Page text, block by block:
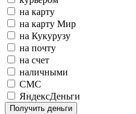
на карту
на карту Мир
на Кукурузу
на почту
на счет
наличными
СМС
ЯндексДеньги